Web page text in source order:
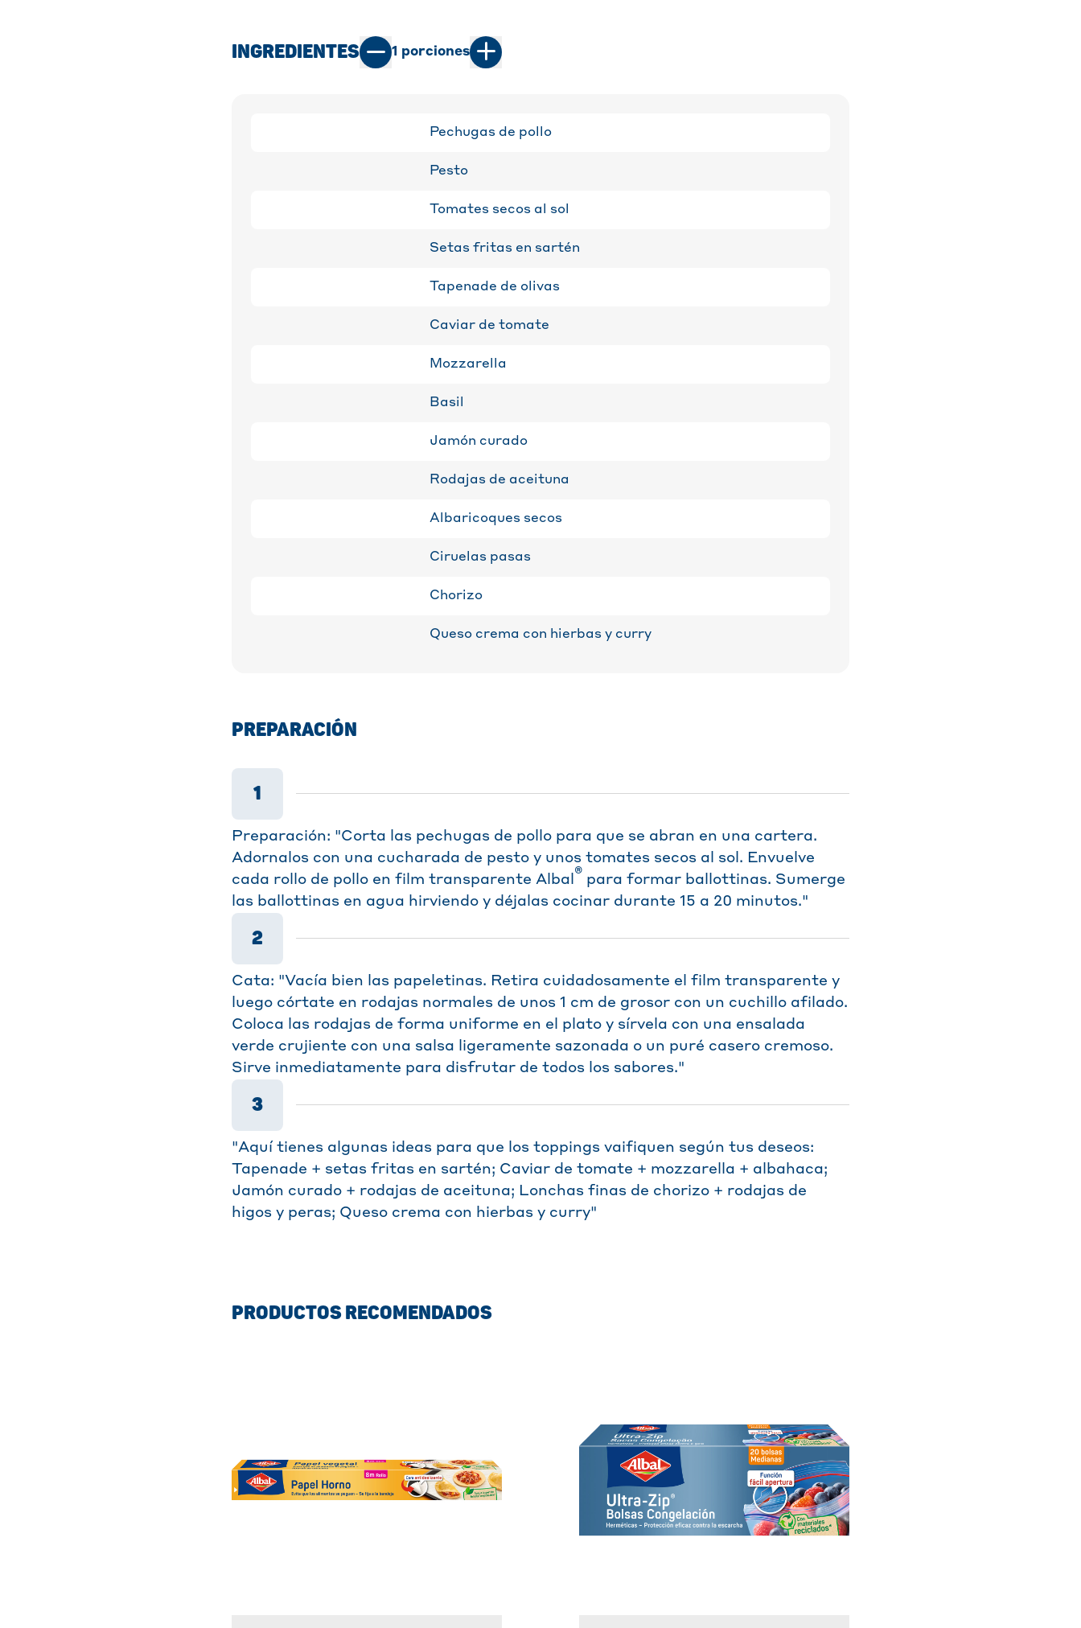
INGREDIENTES 1 porciones
Pechugas de pollo
Pesto
Tomates secos al sol
Setas fritas en sartén
Tapenade de olivas
Caviar de tomate
Mozzarella
Basil
Jamón curado
Rodajas de aceituna
Albaricoques secos
Ciruelas pasas
Chorizo
Queso crema con hierbas y curry
PREPARACIÓN
1
Preparación: "Corta las pechugas de pollo para que se abran en una cartera.
Adornalos con una cucharada de pesto y unos tomates secos al sol. Envuelve
cada rollo de pollo en film transparente Albal ® para formar ballottinas. Sumerge
las ballottinas en agua hirviendo y déjalas cocinar durante 15 a 20 minutos."
2
Cata: "Vacía bien las papeletinas. Retira cuidadosamente el film transparente y
luego córtate en rodajas normales de unos 1 cm de grosor con un cuchillo afilado.
Coloca las rodajas de forma uniforme en el plato y sírvela con una ensalada
verde crujiente con una salsa ligeramente sazonada o un puré casero cremoso.
Sirve inmediatamente para disfrutar de todos los sabores."
3
"Aquí tienes algunas ideas para que los toppings vaifiquen según tus deseos:
Tapenade + setas fritas en sartén; Caviar de tomate + mozzarella + albahaca;
Jamón curado + rodajas de aceituna; Lonchas finas de chorizo + rodajas de
higos y peras; Queso crema con hierbas y curry"
PRODUCTOS RECOMENDADOS